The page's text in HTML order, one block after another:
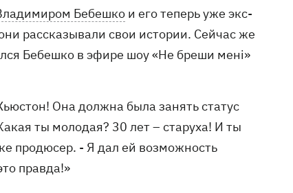
Бебешко и его теперь уже экс-
рассказывали свои истории. Сейчас же
Бебешко в эфире шоу «Не бреши мені»
Она должна была занять статус
ты молодая? 30 лет – старуха! И ты
продюсер. - Я дал ей возможность
правда!»